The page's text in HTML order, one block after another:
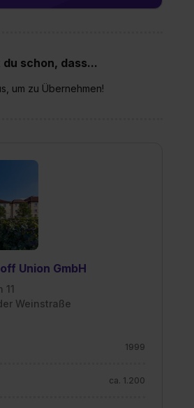
schon, dass...
um zu Übernehmen!
Union GmbH
Weinstraße
1999
ca. 1.200